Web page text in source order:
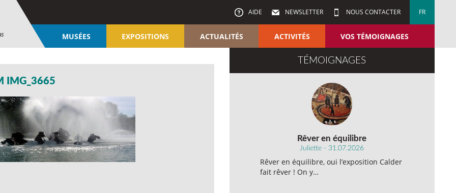
AIDE NEWSLETTER NOUS CONTACTER FR
MUSÉES EXPOSITIONS ACTUALITÉS ACTIVITÉS VOS TÉMOIGNAGES
IMG_3665
TÉMOIGNAGES
Rêver en équilibre
Juliette - 31.07.2026
Rêver en équilibre, oui l’exposition Calder
fait rêver ! On y…